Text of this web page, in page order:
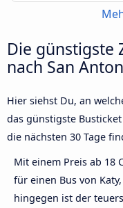
Die günstigste
nach San
Hier siehst Du, an
das günstigste
die nächsten 30 Tage
Mit einem Preis ab 18
für einen Bus von
hingegen ist der